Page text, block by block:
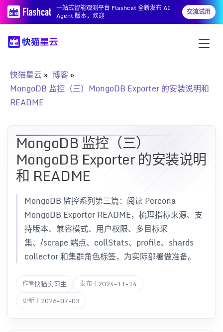
一站式智能观测平台 Flashcat 全新发布 AI
Agent 版本，欢迎
交流试用
快猫星云
博客
MongoDB 监控（三）MongoDB Exporter 的安装说明和
README
MongoDB 监控（三）
MongoDB Exporter 的安装说明
和 README
MongoDB 监控系列第三篇：阅读 Percona
MongoDB Exporter README，梳理指标来源、支
持版本、兼容模式、用户权限、多目标采
集、/scrape 端点、collStats、profile、shards
collector 和集群角色标签，为实际部署做准备。
作者快猫实习生 发布于2024-11-14
更新于2026-07-03